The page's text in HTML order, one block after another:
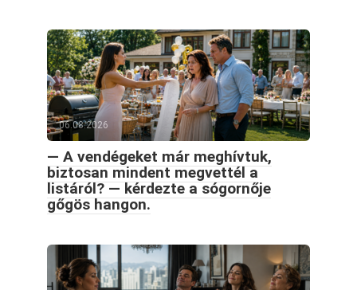
06.08.2026
— A vendégeket már meghívtuk,
biztosan mindent megvettél a
listáról? — kérdezte a sógornője
gőgös hangon.